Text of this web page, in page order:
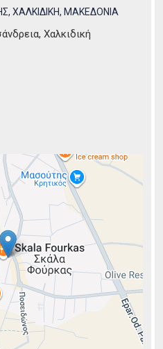
, ΧΑΛΚΙΔΙΚΗ, ΜΑΚΕΔΟΝΙΑ
Χαλκιδική